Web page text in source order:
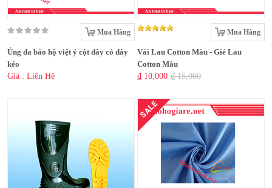
Mua Hàng
Ủng da bảo hộ việt ý cột dây có dây
kéo
Giá : Liên Hệ
Mua Hàng
Vải Lau Cotton Màu - Giẻ Lau
Cotton Màu
₫ 10,000 ₫ 15,000
SALE